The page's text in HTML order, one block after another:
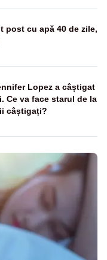
post cu apă 40 de zile,
Lopez a câștigat
Ce va face starul de la
câștigați?